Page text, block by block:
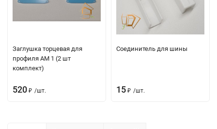
Заглушка торцевая для
профиля АМ 1 (2 шт
комплект)
520 ₽ /шт.
Соединитель для шины
15 ₽ /шт.